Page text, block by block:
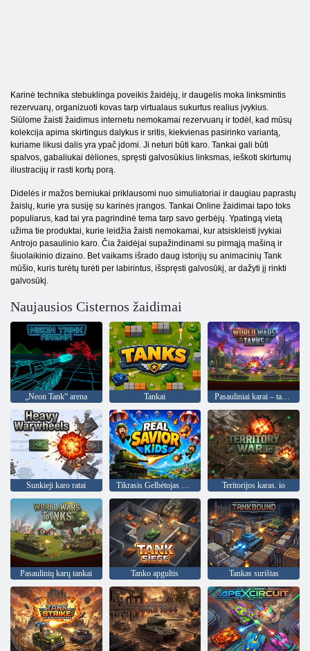
Karinė technika stebuklinga poveikis žaidėjų, ir daugelis moka linksmintis
rezervuarų, organizuoti kovas tarp virtualaus sukurtus realius įvykius.
Siūlome žaisti žaidimus internetu nemokamai rezervuarų ir todėl, kad mūsų
kolekcija apima skirtingus dalykus ir sritis, kiekvienas pasirinko variantą,
kuriame likusi dalis yra ypač įdomi. Ji neturi būti karo. Tankai gali būti
spalvos, gabaliukai dėliones, spręsti galvosūkius linksmas, ieškoti skirtumų
iliustracijų ir rasti kortų porą.
Didelės ir mažos berniukai priklausomi nuo simuliatoriai ir daugiau paprastų
žaislų, kurie yra susiję su karinės įrangos. Tankai Online žaidimai tapo toks
populiarus, kad tai yra pagrindinė tema tarp savo gerbėjų. Ypatingą vietą
užima tie produktai, kurie leidžia žaisti nemokamai, kur atsiskleisti įvykiai
Antrojo pasaulinio karo. Čia žaidėjai supažindinami su pirmąją mašiną ir
šiuolaikinio dizaino. Bet vaikams išrado daug istorijų su animacinių Tank
mūšio, kuris turėtų turėti per labirintus, išspręsti galvosūkį, ar dažyti jį rinkti
galvosūkį.
Naujausios Cisternos žaidimai
„Neon Tank“ arena Tankai Pasauliniai karai – tankai
Sunkieji karo ratai Teritorijos karas. io
Pasaulinių karų tankai Tanko apgultis Tankas surištas